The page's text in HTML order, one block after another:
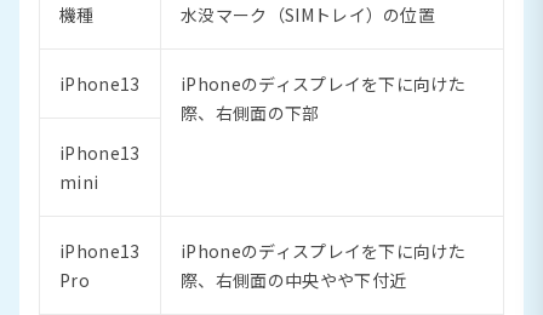
機種 水没マーク（SIMトレイ）の位置
iPhone13
iPhoneのディスプレイを下に向けた
際、右側面の下部
iPhone13
mini
iPhone13
Pro
iPhoneのディスプレイを下に向けた
際、右側面の中央やや下付近